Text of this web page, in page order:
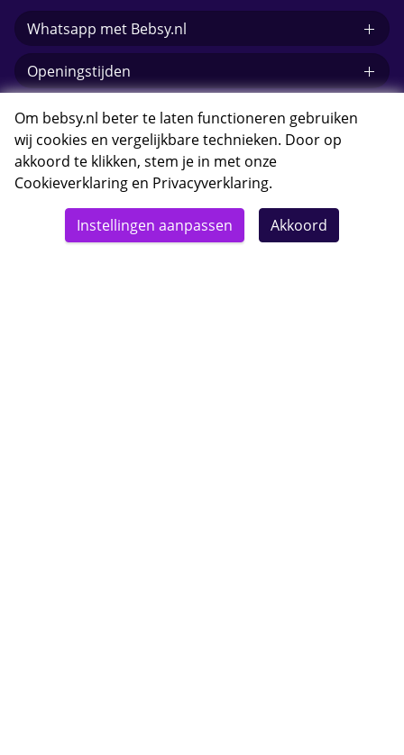
Whatsapp met Bebsy.nl
Openingstijden
E-mail Bebsy.nl
© 2026 Bebsy.nl
Om bebsy.nl beter te laten functioneren gebruiken
wij cookies en vergelijkbare technieken. Door op
akkoord te klikken, stem je in met onze
Cookieverklaring en Privacyverklaring.
Instellingen aanpassen Akkoord